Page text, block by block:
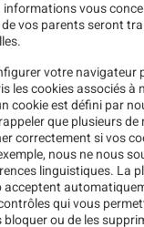
vous
vos parents seront
votre navigateur
les cookies associés à
cookie est défini par
que plusieurs de
correctement si vos
nous ne nous
linguistiques. La
acceptent
qui vous
bloquer ou de les